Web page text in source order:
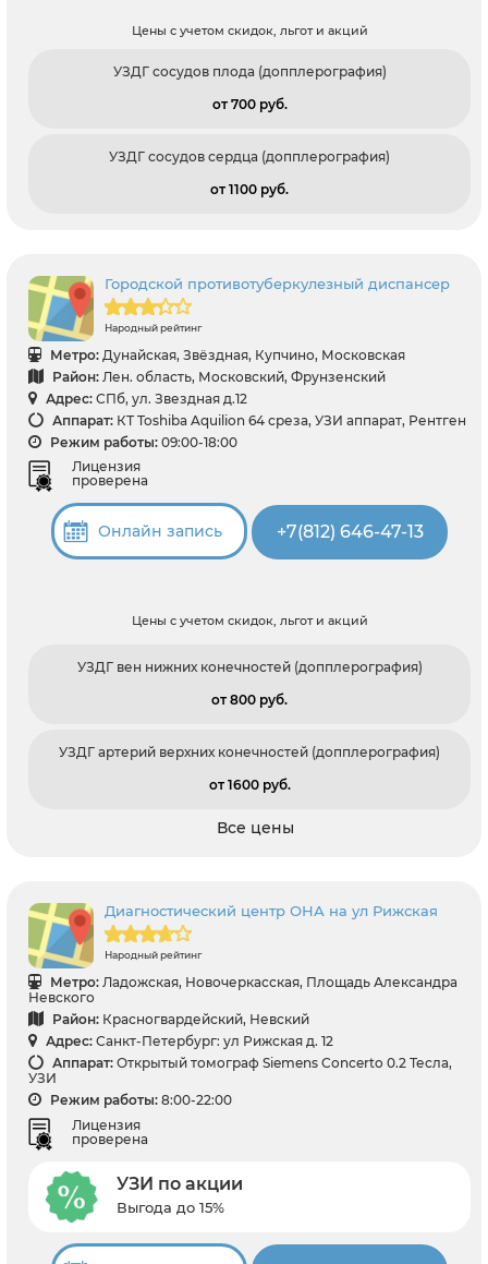
Цены с учетом скидок, льгот и акций
УЗДГ сосудов плода (допплерография)
от 700 pуб.
УЗДГ сосудов сердца (допплерография)
от 1100 pуб.
Городской противотуберкулезный диспансер
Народный рейтинг
Метро: Дунайская, Звёздная, Купчино, Московская
Район: Лен. область, Московский, Фрунзенский
Адрес: СПб, ул. Звездная д.12
Аппарат: КТ Toshiba Aquilion 64 среза, УЗИ аппарат, Рентген
Режим работы: 09:00-18:00
Лицензия
проверена
Онлайн запись +7(812) 646-47-13
Цены с учетом скидок, льгот и акций
УЗДГ вен нижних конечностей (допплерография)
от 800 pуб.
УЗДГ артерий верхних конечностей (допплерография)
от 1600 pуб.
Все цены
Диагностический центр ОНА на ул Рижская
Народный рейтинг
Метро: Ладожская, Новочеркасская, Площадь Александра
Невского
Район: Красногвардейский, Невский
Адрес: Санкт-Петербург: ул Рижская д. 12
Аппарат: Открытый томограф Siemens Concerto 0.2 Тесла,
УЗИ
Режим работы: 8:00-22:00
Лицензия
проверена
УЗИ по акции
Выгода до 15%